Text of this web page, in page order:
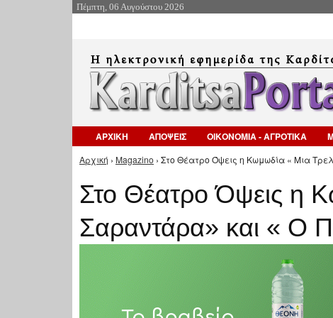
Πέμπτη, 06 Αυγούστου 2026
ΑΡΧΙΚΗ ΑΠΟΨΕΙΣ ΟΙΚΟΝΟΜΙΑ - ΑΓΡΟΤΙΚΑ
Είστε εδώ
Αρχική › Magazino › Στο Θέατρο Όψεις η Κωμωδία « Μια
Στο Θέατρο Όψεις η
Σαραντάρα» και « Ο